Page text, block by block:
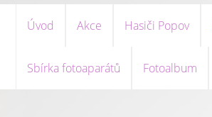
Úvod Akce Hasiči Popov
Sbírka fotoaparátů Fotoalbum